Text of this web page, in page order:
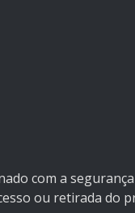
com a
ou retirada do